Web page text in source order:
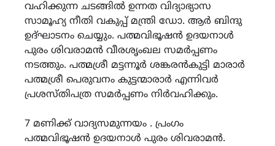
വഹിക്കുന്ന ചടങ്ങിൽ ഉന്നത വിദ്യാഭ്യാസ
സാമൂഹ്യ നീതി വകുപ്പ് മന്ത്രി ഡോ. ആർ ബിന്ദു
ഉദ്ഘാടനം ചെയ്യും. പത്മവിഭൂഷൻ ഉദയനാൾ
പുരം ശിവരാമൻ വീരശൃംഖല സമർപ്പണം
നടത്തും. പത്മശ്രീ മട്ടന്നൂർ ശങ്കരൻകുട്ടി മാരാർ
പത്മശ്രീ പെരുവനം കുട്ടന്മാരാർ എന്നിവർ
പ്രശസ്തിപത്ര സമർപ്പണം നിർവഹിക്കും.
7 മണിക്ക് വാദ്യസമുന്നയം . പ്രംഗം
പത്മവിഭൂഷൻ ഉദയനാൾ പുരം ശിവരാമൻ.